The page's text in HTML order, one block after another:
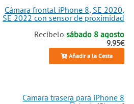
Cámara frontal iPhone 8, SE 2020,
SE 2022 con sensor de proximidad
Recíbelo sábado 8 agosto
9.95€
Añadir a la Cesta
Camara trasera para iPhone 8